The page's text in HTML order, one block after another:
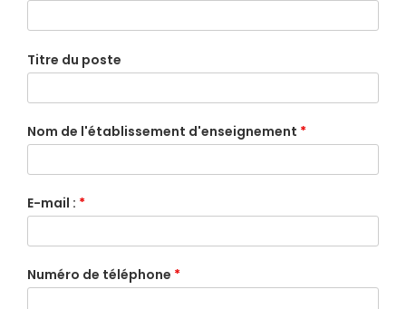
Titre du poste
Nom de l'établissement d'enseignement *
E-mail : *
Numéro de téléphone *